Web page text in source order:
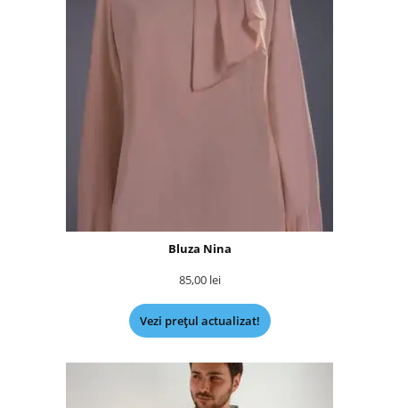
Bluza Nina
85,00 lei
Vezi prețul actualizat!